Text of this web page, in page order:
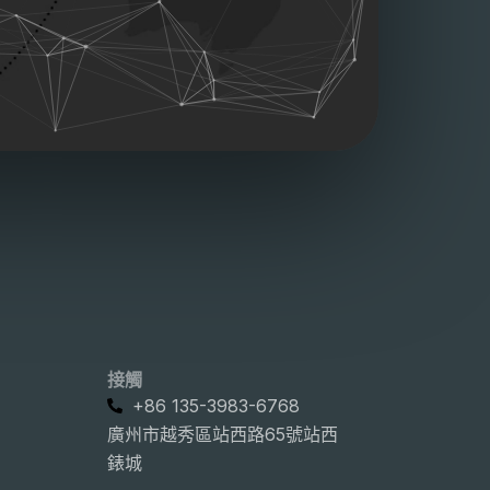
接觸
+86 135-3983-6768
廣州市越秀區站西路65號站西
錶城